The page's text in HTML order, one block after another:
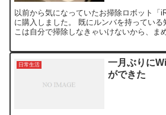
以前から気になっていたお掃除ロボット「
に購入しました。 既にルンバを持っている
こは自分で掃除しなきゃいけないから、ま
日常生活
一月ぶりに
ができた